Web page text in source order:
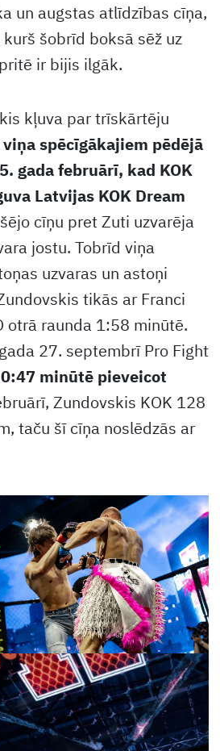
un augstas atlīdzības cīņa,
šobrīd boksā sēž uz
ir bijis ilgāk.
kļuva par trīskārtēju
spēcīgākajiem pēdējā
gada februārī, kad KOK
Latvijas KOK Dream
cīņu pret Zuti uzvarēja
jostu. Tobrīd viņa
uzvaras un astoņi
tikās ar Franci
otrā raunda 1:58 minūtē.
27. septembrī Pro Fight
minūtē pieveicot
Zundovskis KOK 128
taču šī cīņa noslēdzās ar